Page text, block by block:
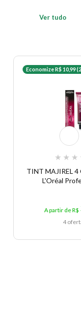
Ver tudo
Economize R$ 10,99
★ ★ ★
TINT MAJIREL 4
L'Oréal
A partir de R$
4